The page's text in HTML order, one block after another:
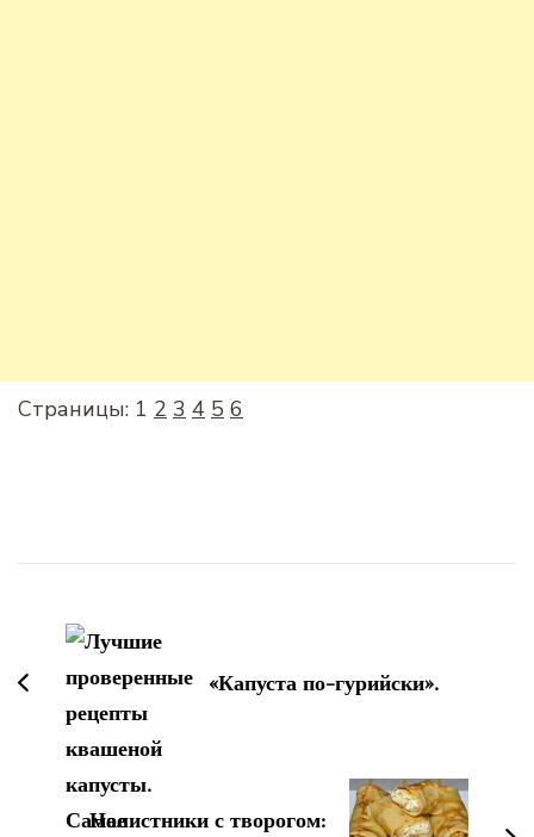
Страницы: 1 2 3 4 5 6
записям
«Капуста по-гурийски».
Налистники с творогом: